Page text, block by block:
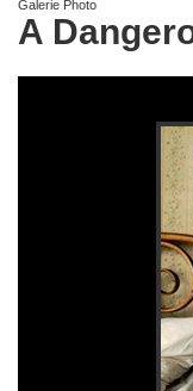
Galerie Photo
A